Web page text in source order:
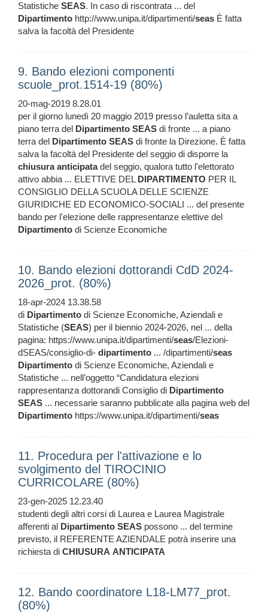
Statistiche SEAS. In caso di riscontrata ... del
Dipartimento http://www.unipa.it/dipartimenti/seas È fatta
salva la facoltà del Presidente
9. Bando elezioni componenti
scuole_prot.1514-19 (80%)
20-mag-2019 8.28.01
per il giorno lunedì 20 maggio 2019 presso l’auletta sita a
piano terra del Dipartimento SEAS di fronte ... a piano
terra del Dipartimento SEAS di fronte la Direzione. È fatta
salva la facoltà del Presidente del seggio di disporre la
chiusura anticipatadel seggio, qualora tutto l'elettorato
attivo abbia ... ELETTIVE DEL DIPARTIMENTO PER IL
CONSIGLIO DELLA SCUOLA DELLE SCIENZE
GIURIDICHE ED ECONOMICO-SOCIALI ... del presente
bando per l'elezione delle rappresentanze elettive del
Dipartimento di Scienze Economiche
10. Bando elezioni dottorandi CdD 2024-
2026_prot. (80%)
18-apr-2024 13.38.58
di Dipartimento di Scienze Economiche, Aziendali e
Statistiche (SEAS) per il biennio 2024-2026, nel ... della
pagina: https://www.unipa.it/dipartimenti/seas/Elezioni-
dSEAS/consiglio-di- dipartimento ... /dipartimenti/seas
Dipartimento di Scienze Economiche, Aziendali e
Statistiche ... nell’oggetto “Candidatura elezioni
rappresentanza dottorandi Consiglio di Dipartimento
SEAS ... necessarie saranno pubblicate alla pagina web del
Dipartimento https://www.unipa.it/dipartimenti/seas
11. Procedura per l'attivazione e lo
svolgimento del TIROCINIO
CURRICOLARE (80%)
23-gen-2025 12.23.40
studenti degli altri corsi di Laurea e Laurea Magistrale
afferenti al Dipartimento SEAS possono ... del termine
previsto, il REFERENTE AZIENDALE potrà inserire una
richiesta di CHIUSURA ANTICIPATA
12. Bando coordinatore L18-LM77_prot.
(80%)